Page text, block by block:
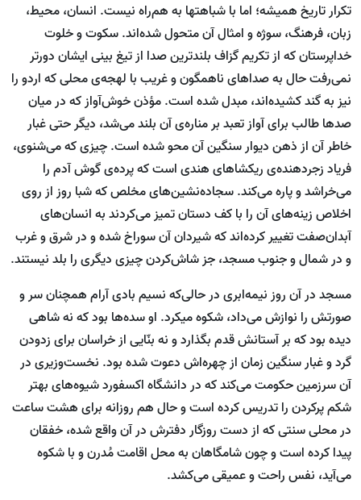
تکرار تاریخ همیشه؛ اما با شباهت­ها به هم‌راه نیست. انسان، محیط،
زبان، فرهنگ، سوژه و امثال آن متحول شده‌اند. سکوت و خلوت
خداپرستان که از تکریم گزاف بلندترین صدا از تیغ بینی ایشان دورتر
نمی‌رفت حال به صداهای ناهمگون و غریب با لهجه‌ی محلی که اردو را
نیز به گند کشیده‌اند، مبدل شده است. مؤذن خوش‌آواز که در میان
صدها طالب برای آواز تعبد بر مناره‌ی آن بلند می‌شد، دیگر حتی غبار
خاطر آن از ذهن دیوار سنگین آن محو شده است. چیزی که می‌شنوی،
فریاد زجردهنده‌ی ریکشاهای هندی است که پرده‌ی گوش آدم را
می‌خراشد و پاره می‌کند. سجاده‌نشین‌های مخلص که شبا روز از روی
اخلاص زینه‌های آن را با کف دستان تمیز می‌کردند به انسان‌های
آبدان‌صفت تغییر کرده‌اند که شیردان آن سوراخ شده و در شرق و غرب
و در شمال و جنوب مسجد، جز شاش‌کردن چیزی دیگری را بلد نیستند.
مسجد در آن روز نیمه‌ابری در حالی‌که نسیم بادی آرام هم­چنان سر و
صورتش را نوازش می‌داد، شکوه می­کرد. او سده‌ها بود که نه شاهی
دیده بود که بر آستانش قدم بگذارد و نه بنّایی از خراسان برای زدودن
گرد و غبار سنگین زمان از چهره‌اش دعوت شده بود. نخست‌وزیری در
آن سرزمین حکومت می‌کند که در دانشگاه اکسفورد شیوه‌های بهتر
شکم پرکردن را تدریس کرده است و حال هم روزانه برای هشت ساعت
در محلی سنتی که از دست روزگار دفترش در آن واقع شده، خفقان
پیدا کرده است و چون شام­گاهان به محل اقامت مُدرن و با شکوه
می‌آید، نفس راحت و عمیقی می‌کشد.